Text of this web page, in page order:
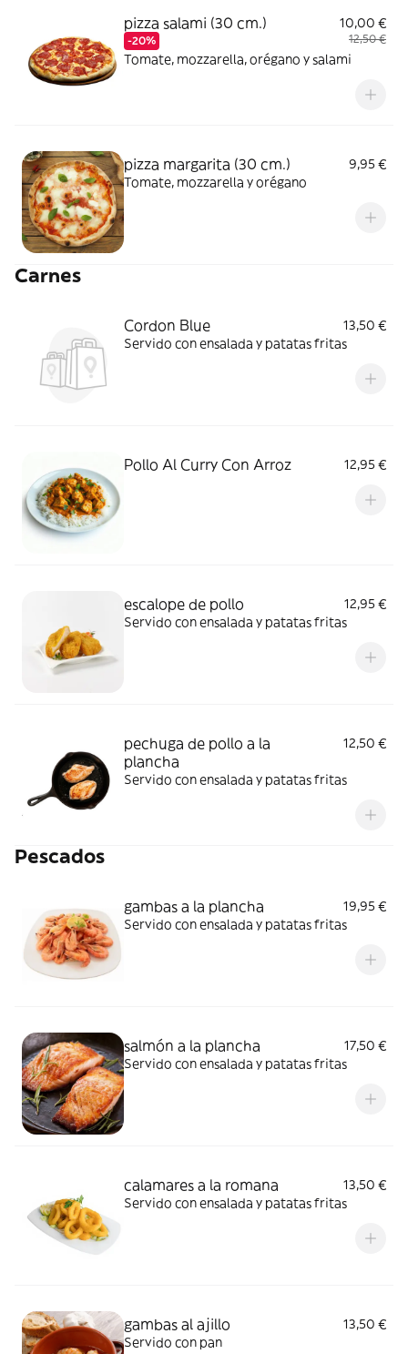
pizza salami (30 cm.)
-20%
10,00 €
12,50 €
Tomate, mozzarella, orégano y salami
pizza margarita (30 cm.)
9,95 €
Tomate, mozzarella y orégano
Carnes
Cordon Blue
13,50 €
Servido con ensalada y patatas fritas
Pollo Al Curry Con Arroz 12,95 €
escalope de pollo
12,95 €
Servido con ensalada y patatas fritas
pechuga de pollo a la
plancha
12,50 €
Servido con ensalada y patatas fritas
Pescados
gambas a la plancha
19,95 €
Servido con ensalada y patatas fritas
salmón a la plancha
17,50 €
Servido con ensalada y patatas fritas
calamares a la romana
13,50 €
Servido con ensalada y patatas fritas
gambas al ajillo
13,50 €
Servido con pan